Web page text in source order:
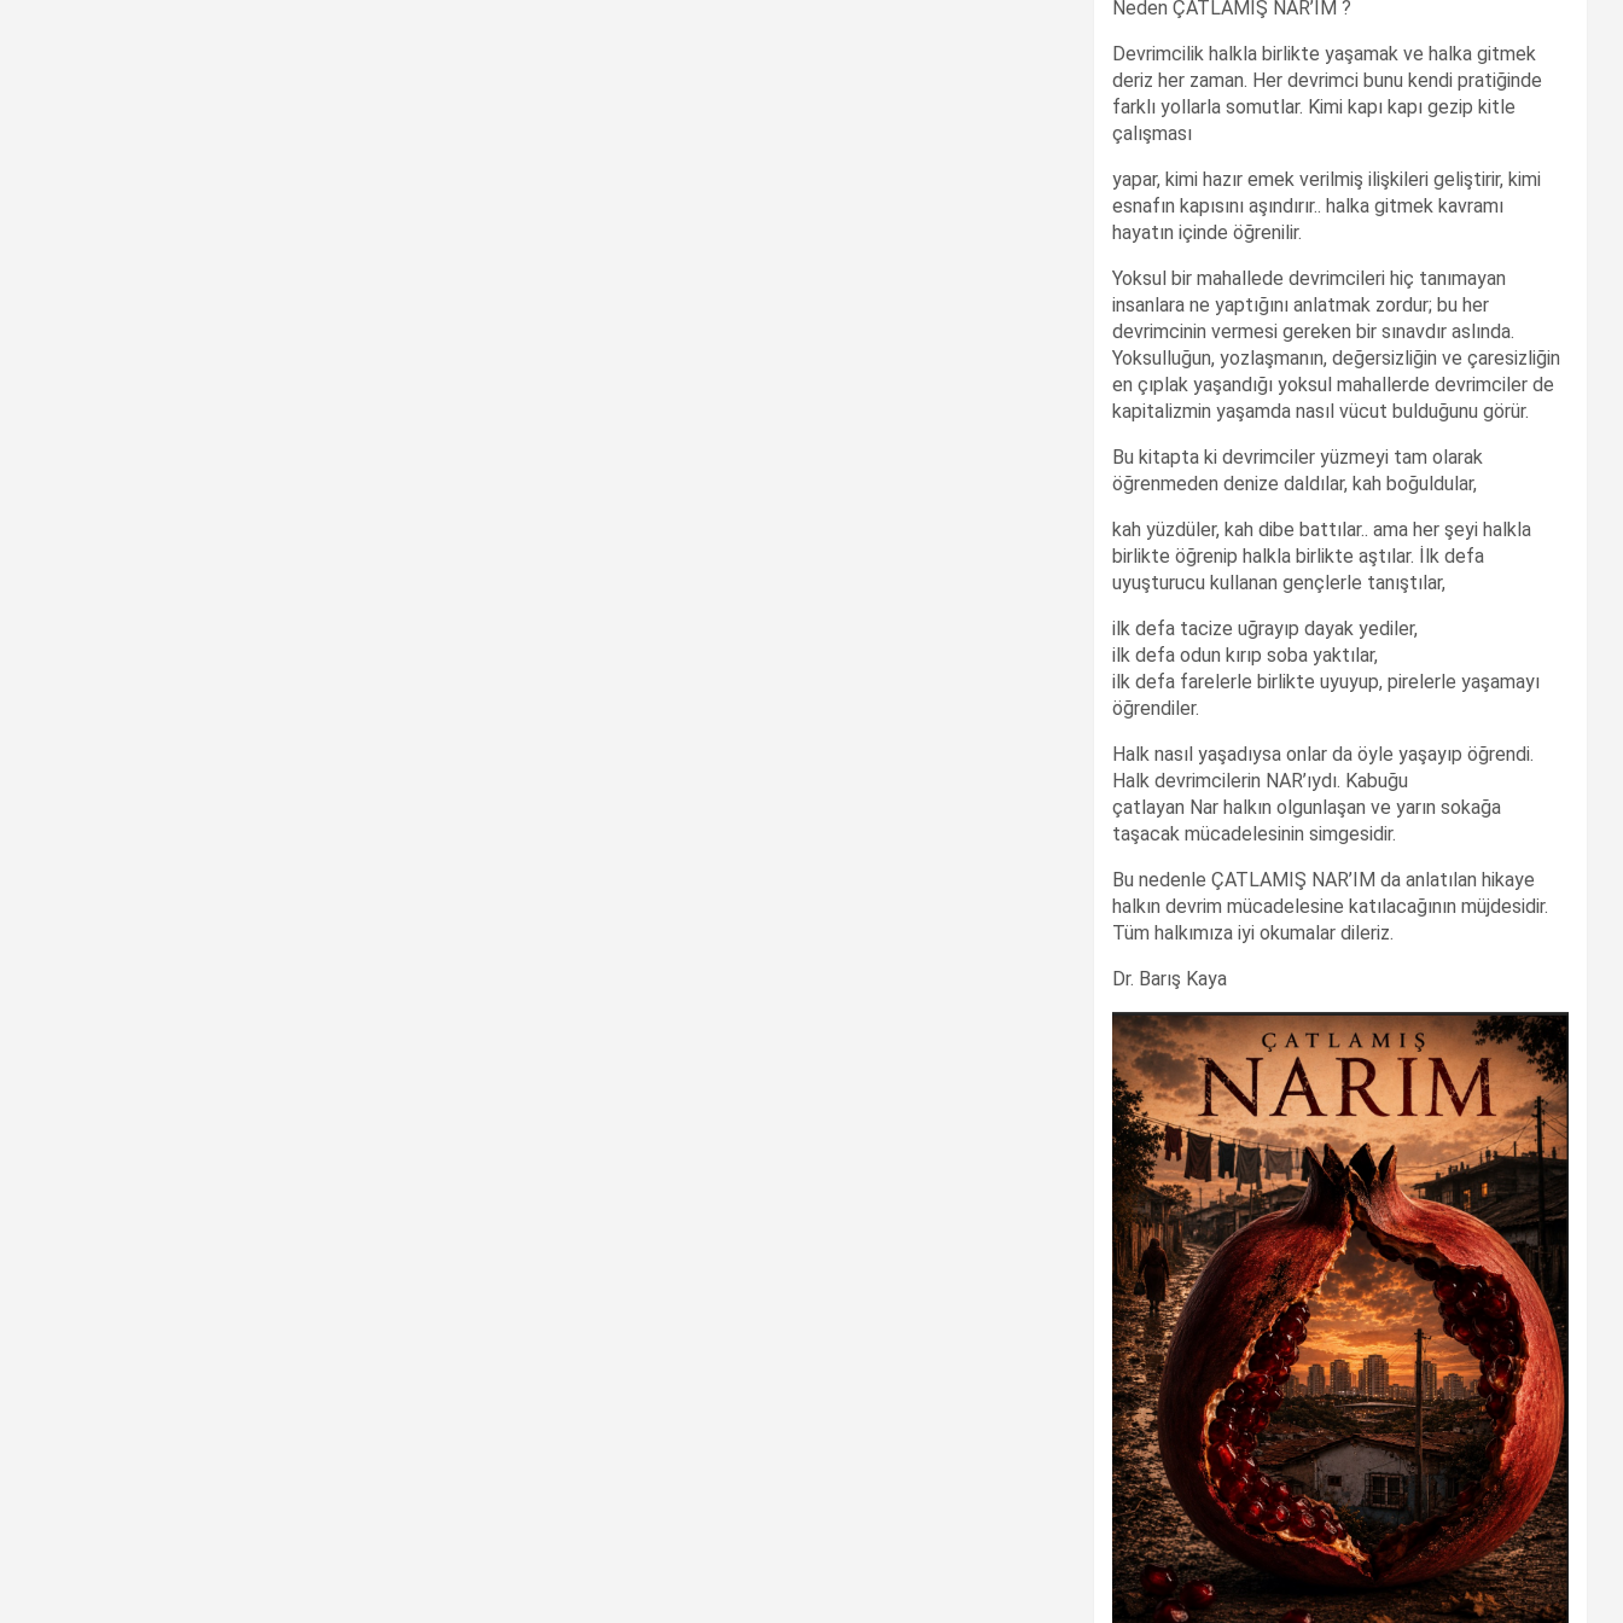
Neden ÇATLAMIŞ NAR’IM ?
Devrimcilik halkla birlikte yaşamak ve halka gitmek
deriz her zaman. Her devrimci bunu kendi pratiğinde
farklı yollarla somutlar. Kimi kapı kapı gezip kitle
çalışması
yapar, kimi hazır emek verilmiş ilişkileri geliştirir, kimi
esnafın kapısını aşındırır.. halka gitmek kavramı
hayatın içinde öğrenilir.
Yoksul bir mahallede devrimcileri hiç tanımayan
insanlara ne yaptığını anlatmak zordur; bu her
devrimcinin vermesi gereken bir sınavdır aslında.
Yoksulluğun, yozlaşmanın, değersizliğin ve çaresizliğin
en çıplak yaşandığı yoksul mahallerde devrimciler de
kapitalizmin yaşamda nasıl vücut bulduğunu görür.
Bu kitapta ki devrimciler yüzmeyi tam olarak
öğrenmeden denize daldılar, kah boğuldular,
kah yüzdüler, kah dibe battılar.. ama her şeyi halkla
birlikte öğrenip halkla birlikte aştılar. İlk defa
uyuşturucu kullanan gençlerle tanıştılar,
ilk defa tacize uğrayıp dayak yediler,
ilk defa odun kırıp soba yaktılar,
ilk defa farelerle birlikte uyuyup, pirelerle yaşamayı
öğrendiler.
Halk nasıl yaşadıysa onlar da öyle yaşayıp öğrendi.
Halk devrimcilerin NAR’ıydı. Kabuğu
çatlayan Nar halkın olgunlaşan ve yarın sokağa
taşacak mücadelesinin simgesidir.
Bu nedenle ÇATLAMIŞ NAR’IM da anlatılan hikaye
halkın devrim mücadelesine katılacağının müjdesidir.
Tüm halkımıza iyi okumalar dileriz.
Dr. Barış Kaya